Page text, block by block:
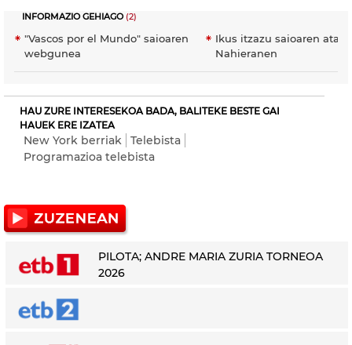
INFORMAZIO GEHIAGO(2)
"Vascos por el Mundo" saioaren
webgunea
Ikus itzazu saioaren
Nahieranen
HAU ZURE INTERESEKOA BADA, BALITEKE BESTE GAI
HAUEK ERE IZATEA
New York berriak
Telebista
Programazioa telebista
PILOTA; ANDRE MARIA ZURIA TORNEOA
2026